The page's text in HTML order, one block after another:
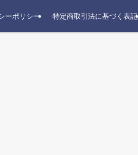
ーポリシー 特定商取引法に基づく表記